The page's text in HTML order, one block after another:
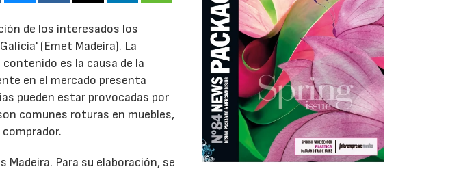
de los interesados los
(Emet Madeira). La
es la causa de la
en el mercado presenta
pueden estar provocadas por
comunes roturas en muebles,
Para su elaboración, se